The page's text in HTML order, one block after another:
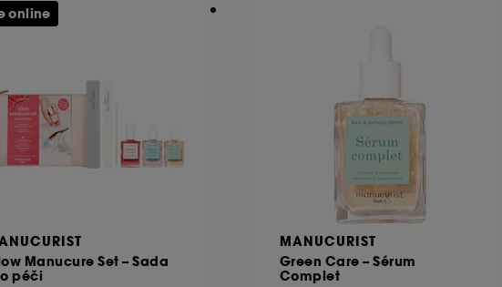
Manucure Set – Sada
péči
online
MANUCURIST
Green Care – Sérum
Complet